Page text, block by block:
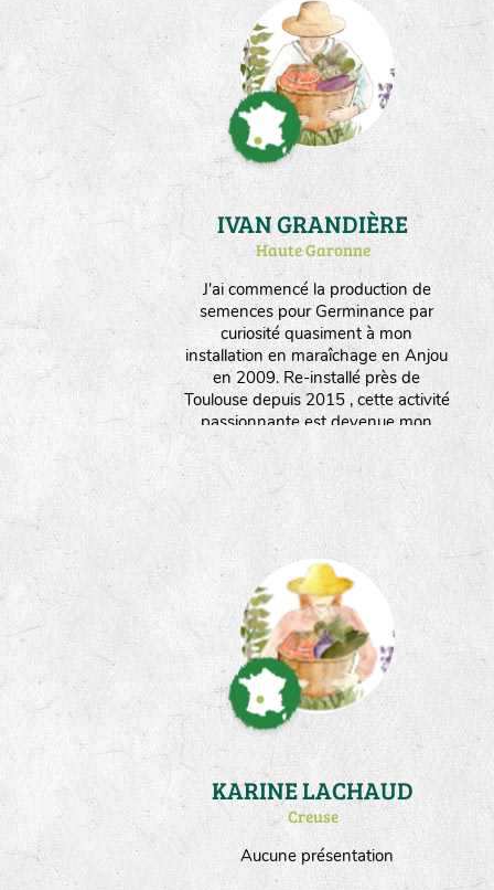
J'ai commencé la production de
semences pour Germinance par
curiosité quasiment à mon
installation en maraîchage en Anjou
en 2009. Re-installé près de
Toulouse depuis 2015 , cette activité
passionnante est devenue mon
métier et je travaille pour plusieurs
semenciers. Ma surface de culture
dédiée aux semences est partagée
entre les engrais verts multipliés sur
1ha et les potagères sur 5000m².
IVAN GRANDIÈRE
Haute Garonne
Aucune présentation
KARINE LACHAUD
Creuse